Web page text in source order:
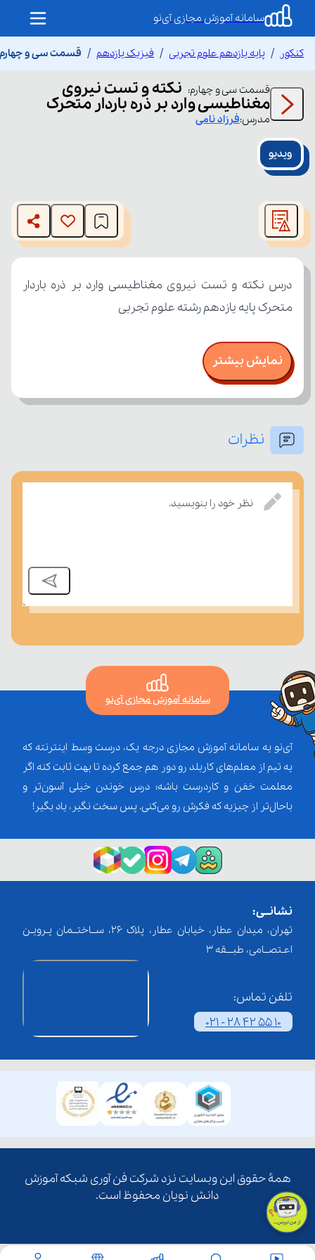
سامانه آموزش مجازی آی‌نو
کنکور پایه یازدهم علوم تجربی فیزیک یازدهم قسمت سی و چهارم
قسمت سی و چهارم: نکته و تست نیروی
مغناطیسی وارد بر ذره باردار متحرک
مدرس:فرزادنامی
ویدیو
modal
window.
The media could not be loaded, either because the server
or network failed or because the format is not supported.
متحرک پایه یازدهم رشته علوم تجربی
نمایش بیشتر
نظرات
نظر خود را بنویسید.
سامانه آموزش مجازی آی‌نو
آی‌نو یه سامانه آموزش مجازی درجه یک، درست وسط اینترنته که
یه تیم از معلم‌‌های کاربلد رو دور هم جمع کرده تا بهت ثابت کنه اگر
معلمت خفن و کاردرست باشه؛ درس خوندن خیلی آسون‌تر و
باحال‌تر از چیزیه که فکرش رو می‌کنی. پس سخت نگیر، یاد بگیر!
نشانــی:
تهران، میدان عطار، خیابان عطار، پلاک 26، ســاختــمان پـرویـن
اعـتصــامی، طبـــقه 3
تلفن تماس:
021 - 28 42 55 10
همۀ حقوق این وبسایت نزد شرکت فن آوری شبکه آموزش
دانش نویان محفوظ است.